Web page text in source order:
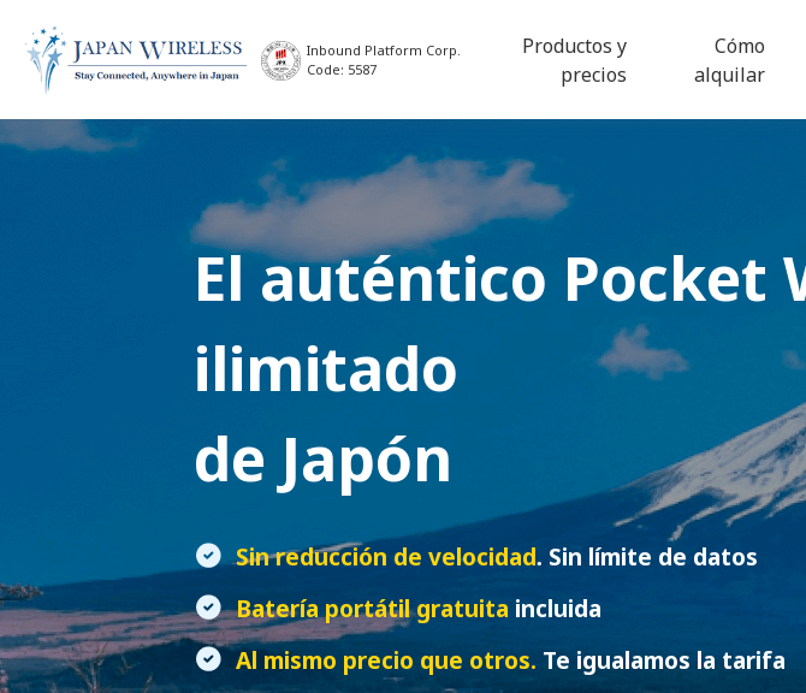
Inbound Platform Corp.
Code: 5587
Productos y
precios
Cómo
alquilar
El auténtico Pocket
ilimitado
de Japón
Sin reducción de velocidad. Sin límite de datos
Batería portátil gratuita incluida
Al mismo precio que otros. Te igualamos la tarifa